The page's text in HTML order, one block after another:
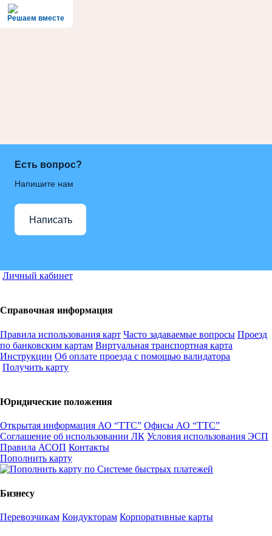
Решаем вместе
Есть вопрос?
Напишите нам
Написать
Личный кабинет
Справочная информация
Правила использования карт Часто задаваемые вопросы Проезд
по банковским картам Виртуальная транспортная карта
Инструкции Об оплате проезда с помощью валидатора
Получить карту
Юридические положения
Открытая информация АО “ТТС” Офисы АО “ТТС”
Соглашение об использовании ЛК Условия использования ЭСП
Правила АСОП Контакты
Пополнить карту
Бизнесу
Перевозчикам Кондукторам Корпоративные карты